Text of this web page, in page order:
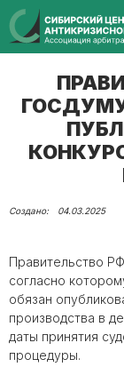
04.03.2025
Правительство
согласно
обязан
производства в
даты принятия
процедуры.